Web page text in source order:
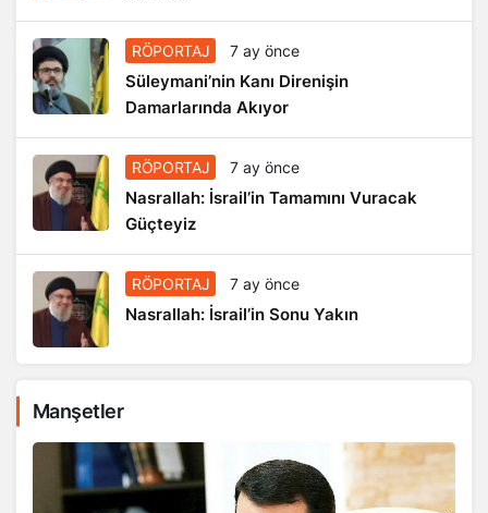
RÖPORTAJ 7 ay önce
Süleymani’nin Kanı Direnişin
Damarlarında Akıyor
RÖPORTAJ 7 ay önce
Nasrallah: İsrail’in Tamamını Vuracak
Güçteyiz
RÖPORTAJ 7 ay önce
Nasrallah: İsrail’in Sonu Yakın
Manşetler